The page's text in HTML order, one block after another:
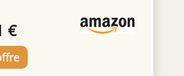
GEOFORME dépliable avec
intégrées De Buyer est une
vous change la vie et facilite
de vos cakes salés ou sucrés,
en croûte ou encore pains
€